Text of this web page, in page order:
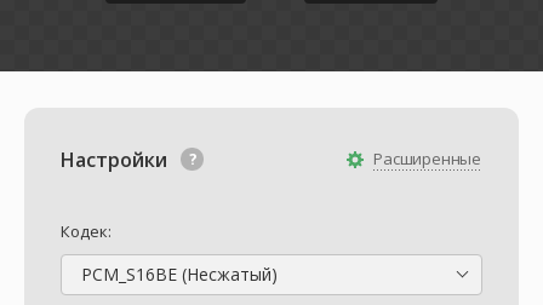
Расширенные
Настройки
Кодек:
PCM_S16BE (Несжатый)